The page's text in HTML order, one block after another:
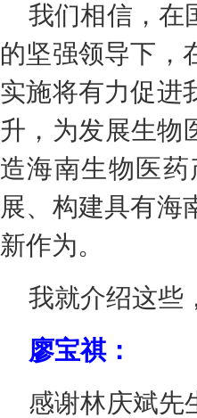
我们相信，在
的坚强领导下，
实施将有力促进
升，为发展生物
造海南生物医
展、构建具有海
新作为。
我就介绍这些
廖宝祺：
感谢林庆斌先